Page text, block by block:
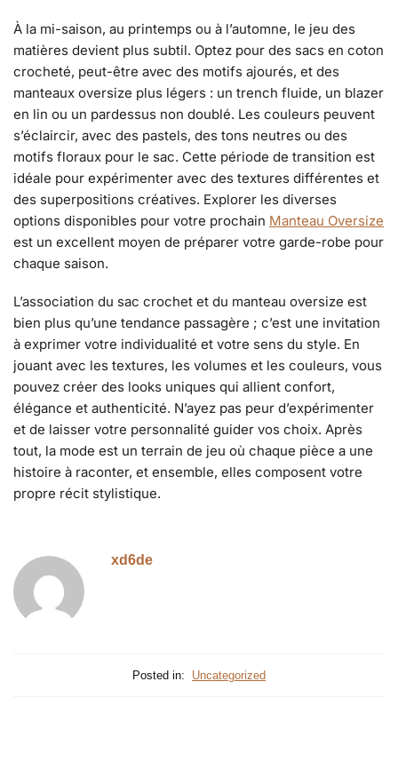
À la mi-saison, au printemps ou à l’automne, le jeu des
matières devient plus subtil. Optez pour des sacs en coton
crocheté, peut-être avec des motifs ajourés, et des
manteaux oversize plus légers : un trench fluide, un blazer
en lin ou un pardessus non doublé. Les couleurs peuvent
s’éclaircir, avec des pastels, des tons neutres ou des
motifs floraux pour le sac. Cette période de transition est
idéale pour expérimenter avec des textures différentes et
des superpositions créatives. Explorer les diverses
options disponibles pour votre prochain Manteau Oversize
est un excellent moyen de préparer votre garde-robe pour
chaque saison.
L’association du sac crochet et du manteau oversize est
bien plus qu’une tendance passagère ; c’est une invitation
à exprimer votre individualité et votre sens du style. En
jouant avec les textures, les volumes et les couleurs, vous
pouvez créer des looks uniques qui allient confort,
élégance et authenticité. N’ayez pas peur d’expérimenter
et de laisser votre personnalité guider vos choix. Après
tout, la mode est un terrain de jeu où chaque pièce a une
histoire à raconter, et ensemble, elles composent votre
propre récit stylistique.
xd6de
Posted in: Uncategorized